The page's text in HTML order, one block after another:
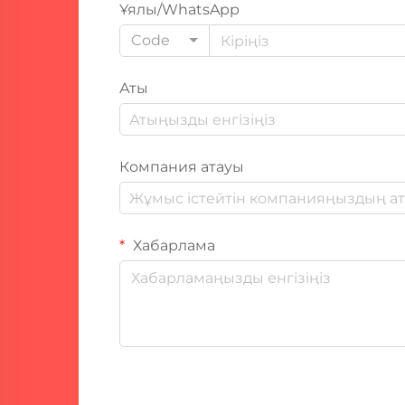
Ұялы/WhatsApp
Code
Аты
Компания атауы
Хабарлама